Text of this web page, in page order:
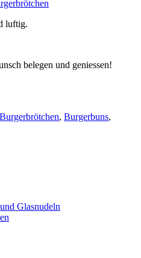
luftig.
belegen und geniessen!
Burgerbrötchen, Burgerbuns,
Glasnudeln